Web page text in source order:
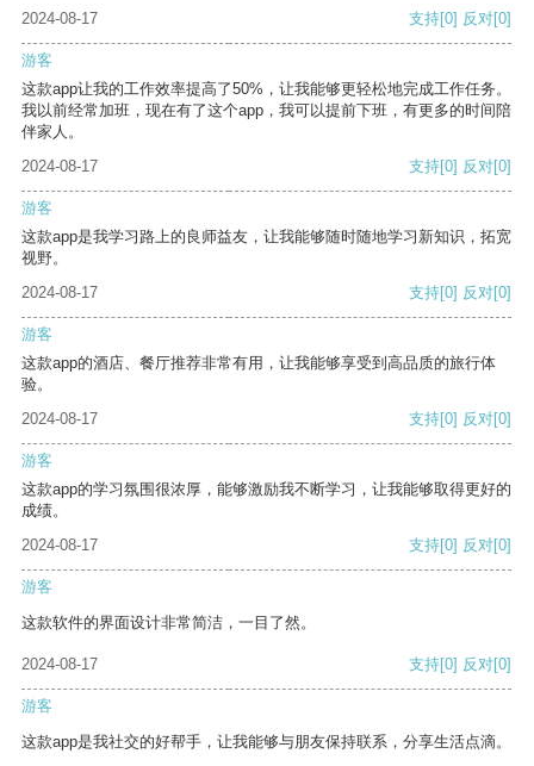
2024-08-17 支持[0] 反对[0]
游客
这款app让我的工作效率提高了50%，让我能够更轻松地完成工作任务。
我以前经常加班，现在有了这个app，我可以提前下班，有更多的时间陪
伴家人。
2024-08-17
支持[0] 反对[0]
游客
这款app是我学习路上的良师益友，让我能够随时随地学习新知识，拓宽
视野。
2024-08-17
支持[0] 反对[0]
游客
这款app的酒店、餐厅推荐非常有用，让我能够享受到高品质的旅行体
验。
2024-08-17
支持[0] 反对[0]
游客
这款app的学习氛围很浓厚，能够激励我不断学习，让我能够取得更好的
成绩。
2024-08-17
支持[0] 反对[0]
游客
这款软件的界面设计非常简洁，一目了然。
2024-08-17 支持[0] 反对[0]
游客
这款app是我社交的好帮手，让我能够与朋友保持联系，分享生活点滴。